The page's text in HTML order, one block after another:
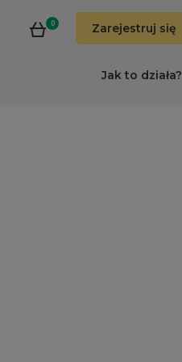
0 Zarejestruj się
Jak to działa?